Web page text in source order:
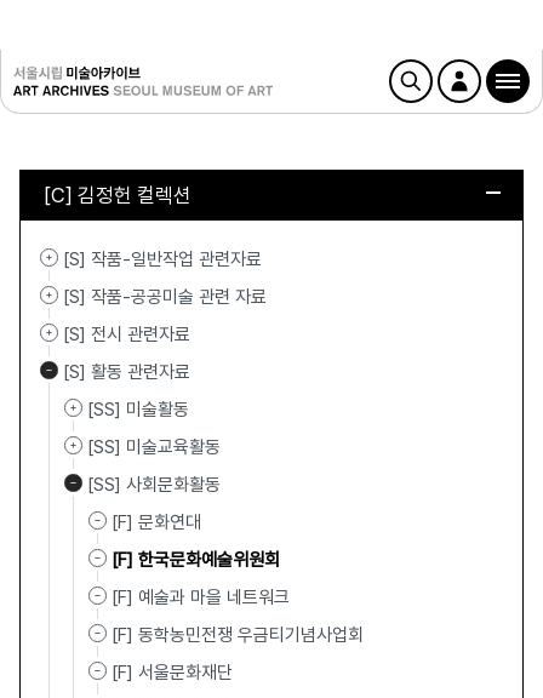
[C] 김정헌 컬렉션
[S] 작품-일반작업 관련자료
[S] 작품-공공미술 관련 자료
[S] 전시 관련자료
[S] 활동 관련자료
[SS] 미술활동
[SS] 미술교육활동
[SS] 사회문화활동
[F] 문화연대
[F] 한국문화예술위원회
[F] 예술과 마을 네트워크
[F] 동학농민전쟁 우금티기념사업회
[F] 서울문화재단